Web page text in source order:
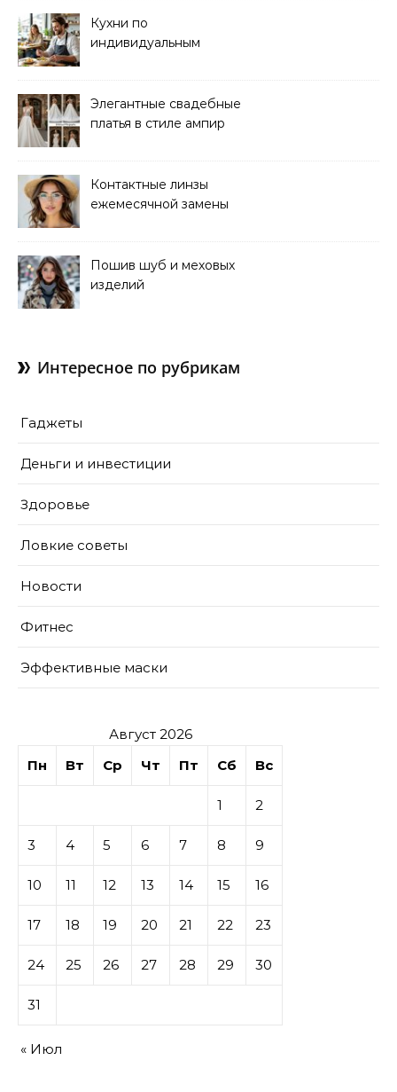
Кухни по
индивидуальным
Элегантные свадебные
платья в стиле ампир
Контактные линзы
ежемесячной замены
Пошив шуб и меховых
изделий
Интересное по рубрикам
Гаджеты
Деньги и инвестиции
Здоровье
Ловкие советы
Новости
Фитнес
Эффективные маски
Август 2026
Пн
Вт Ср Чт Пт Сб Вс
1 2
3 4 5 6 7 8 9
10 11 12 13 14 15 16
17 18 19 20 21 22 23
24 25 26 27 28 29 30
31
« Июл